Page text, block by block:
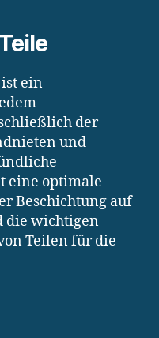
ein
der
und
eine optimale
Beschichtung auf
die wichtigen
Teilen für die